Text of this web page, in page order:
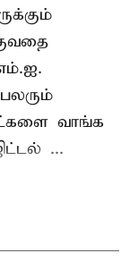
வாங்க
...